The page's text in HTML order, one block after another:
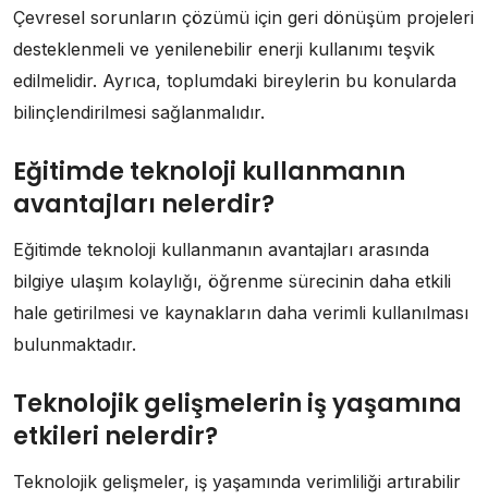
Çevresel sorunların çözümü için geri dönüşüm projeleri
desteklenmeli ve yenilenebilir enerji kullanımı teşvik
edilmelidir. Ayrıca, toplumdaki bireylerin bu konularda
bilinçlendirilmesi sağlanmalıdır.
Eğitimde teknoloji kullanmanın
avantajları nelerdir?
Eğitimde teknoloji kullanmanın avantajları arasında
bilgiye ulaşım kolaylığı, öğrenme sürecinin daha etkili
hale getirilmesi ve kaynakların daha verimli kullanılması
bulunmaktadır.
Teknolojik gelişmelerin iş yaşamına
etkileri nelerdir?
Teknolojik gelişmeler, iş yaşamında verimliliği artırabilir